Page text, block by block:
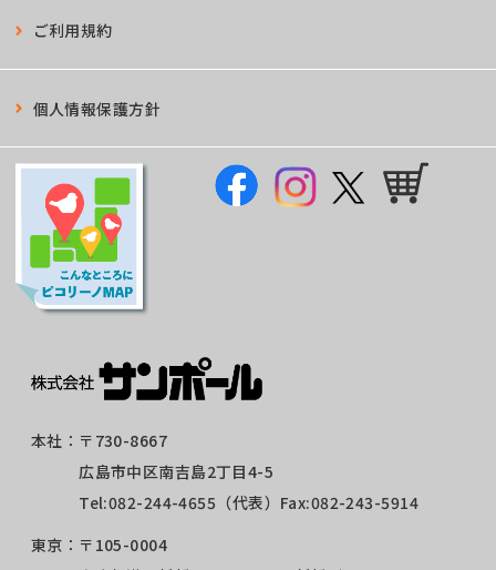
ご利用規約
個人情報保護方針
本社： 〒730-8667
広島市中区南吉島2丁目4-5
Tel:082-244-4655 （代表）Fax:082-243-5914
東京： 〒105-0004